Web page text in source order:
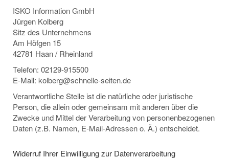
ISKO Information GmbH
Jürgen Kolberg
Sitz des Unternehmens
Am Höfgen 15
42781 Haan / Rheinland
Telefon: 02129-915500
E-Mail: kolberg@schnelle-seiten.de
Verantwortliche Stelle ist die natürliche oder juristische
Person, die allein oder gemeinsam mit anderen über die
Zwecke und Mittel der Verarbeitung von personenbezogenen
Daten (z.B. Namen, E-Mail-Adressen o. Ä.) entscheidet.
Widerruf Ihrer Einwilligung zur Datenverarbeitung